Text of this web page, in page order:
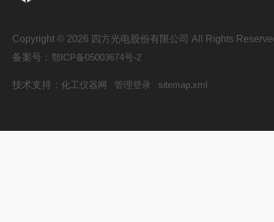
Copyright © 2026 四方光电股份有限公司 All Rights
备案号： 鄂ICP备05003674号-2
技术支持： 化工仪器网 管理登录 sitemap.xml